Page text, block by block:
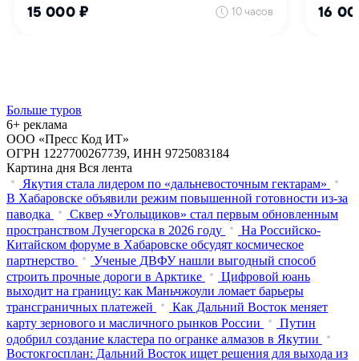
Больше туров
6+ реклама
ООО «Пресс Код ИТ»
ОГРН 1227700267739, ИНН 9725083184
Картина дня Вся лента
Якутия стала лидером по «дальневосточным гектарам»
В Хабаровске объявили режим повышенной готовности из‑за
паводка
Сквер «Угольщиков» стал первым обновленным
пространством Лучегорска в 2026 году
На Российско-
Китайском форуме в Хабаровске обсудят космическое
партнерство
Ученые ДВФУ нашли выгодный способ
строить прочные дороги в Арктике
Цифровой юань
выходит на границу: как Маньчжоули ломает барьеры
трансграничных платежей
Как Дальний Восток меняет
карту зернового и масличного рынков России
Путин
одобрил создание кластера по огранке алмазов в Якутии
Востокгосплан: Дальний Восток ищет решения для выхода из